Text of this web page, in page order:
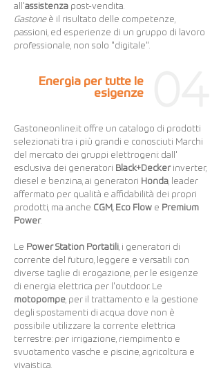
all'assistenza post-vendita.
Gastoneè il risultato delle competenze,
passioni, ed esperienze di un gruppo di lavoro
professionale, non solo "digitale".
Energia per tutte le
esigenze
Gastoneonline.it offre un catalogo di prodotti
selezionati tra i più grandi e conosciuti Marchi
del mercato dei gruppi elettrogeni: dall'
esclusiva dei generatori Black+Deckerinverter,
diesel e benzina, ai generatori Honda, leader
affermato per qualità e affidabilità dei propri
prodotti, ma anche CGM, Eco Flow e Premium
Power.
Le Power Station Portatili, i generatori di
corrente del futuro, leggere e versatili con
diverse taglie di erogazione, per le esigenze
di energia elettrica per l'outdoor. Le
motopompe, per il trattamento e la gestione
degli spostamenti di acqua dove non è
possibile utilizzare la corrente elettrica
terrestre: per irrigazione, riempimento e
svuotamento vasche e piscine, agricoltura e
vivaistica.